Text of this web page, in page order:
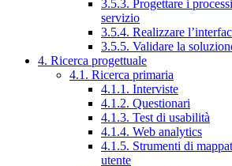
3.5.3. Progettare i
servizio
3.5.4. Realizzare
3.5.5. Validare la
4. Ricerca progettuale
4.1. Ricerca primaria
4.1.1. Interviste
4.1.2. Questionari
4.1.3. Test di usabilità
4.1.4. Web analytics
4.1.5. Strumenti di
utente